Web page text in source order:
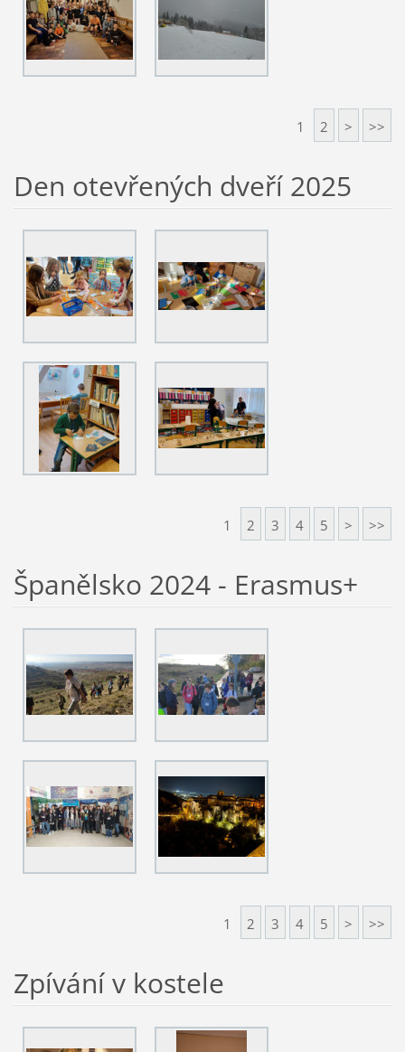
1 2 > >>
Den otevřených dveří 2025
1 2 3 4 5 > >>
Španělsko 2024 - Erasmus+
1 2 3 4 5 > >>
Zpívání v kostele